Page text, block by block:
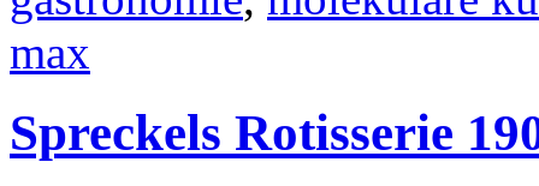
max
Spreckels Rotisserie